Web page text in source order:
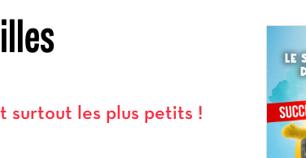
surtout les plus petits !